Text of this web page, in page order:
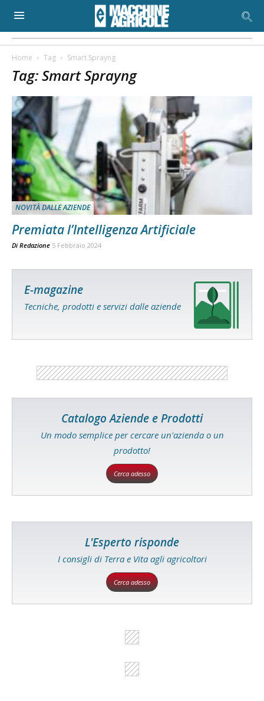
Home Tag Smart Sprayng
Tag: Smart Sprayng
NOVITÀ DALLE AZIENDE
Premiata l’Intelligenza Artificiale
Di Redazione 5 Febbraio 2024
E-magazine
Tecniche, prodotti e servizi dalle aziende
Catalogo Aziende e Prodotti
Un modo semplice per cercare un'azienda o un
prodotto!
Cerca adesso
L'Esperto risponde
I consigli di Terra e Vita agli agricoltori
Cerca adesso